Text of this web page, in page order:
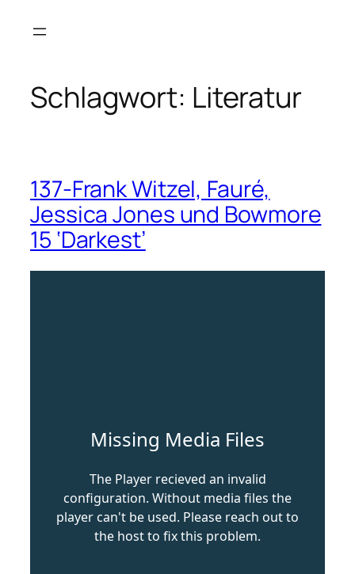
Inhalt
Schlagwort: Literatur
137-Frank Witzel, Fauré,
Jessica Jones und Bowmore
15 ‘Darkest’